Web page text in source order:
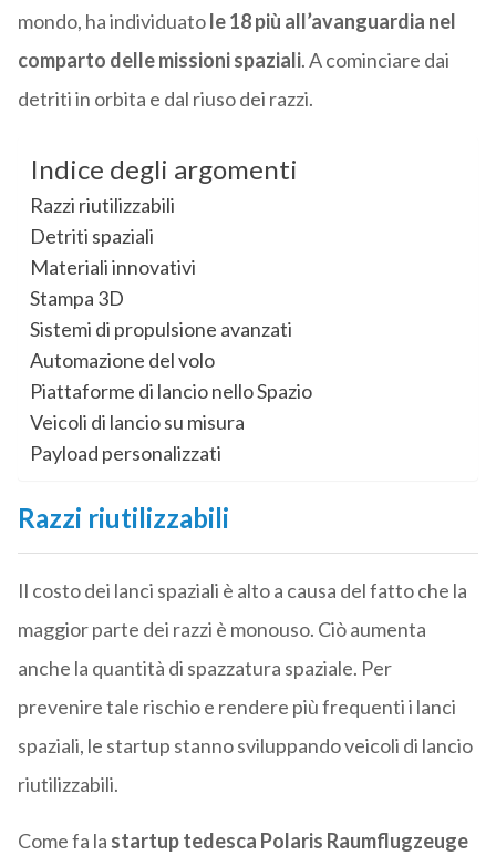
mondo, ha individuatole 18 più all’avanguardia nel
comparto delle missioni spaziali. A cominciare dai
detriti in orbita e dal riuso dei razzi.
Indice degli argomenti
Razzi riutilizzabili
Detriti spaziali
Materiali innovativi
Stampa 3D
Sistemi di propulsione avanzati
Automazione del volo
Piattaforme di lancio nello Spazio
Veicoli di lancio su misura
Payload personalizzati
Razzi riutilizzabili
Il costo dei lanci spaziali è alto a causa del fatto che la
maggior parte dei razzi è monouso. Ciò aumenta
anche la quantità di spazzatura spaziale. Per
prevenire tale rischio e rendere più frequenti i lanci
spaziali, le startup stanno sviluppando veicoli di lancio
riutilizzabili.
Come fa la startup tedesca Polaris Raumflugzeuge